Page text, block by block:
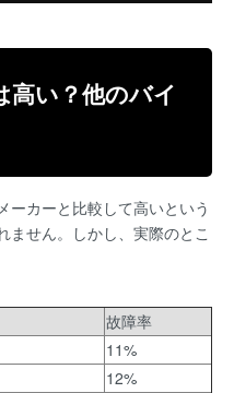
高い？他のバイ
ーカーと比較して高いという
ません。しかし、実際のとこ
故障率
11%
12%